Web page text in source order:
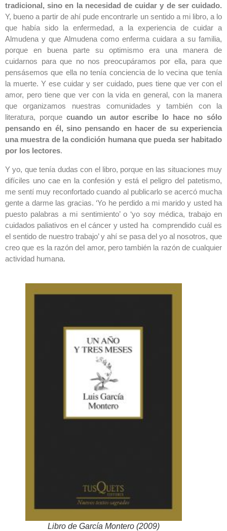
tradicional, sino en la necesidad de cuidar y de ser cuidado.
Y, bueno a partir de ahí pude encontrarle un sentido a mi libro, a lo
que había sido la enfermedad, a la experiencia de cuidar a
Almudena y que Almudena como enferma cuidara a su familia,
porque en buena parte su optimismo era una manera de
cuidarnos para que no nos preocupáramos por ella, para que
pensásemos que ella no tenía conciencia de lo vecina que tenía
la muerte. Y ese cuidar y ser cuidado, pues tiene que ver con el
amor, pero tiene que ver con la vida en general, con la manera
que organizamos nuestras comunidades y también con la
literatura, porque cuando un autor escribe lo hace no sólo
pensando en él, sino pensando en hacer de su experiencia
una muestra de la condición humana que pueda ser habitado
por los lectores.
Y yo, que tenía dudas con el libro, porque en las situaciones muy
difíciles uno cae en la confesión y está el peligro del patetismo,
me sentí muy reconfortado cuando al publicarlo se acercó mucha
gente a darme las gracias. ‘Yo he perdido a mi marido y usted ha
puesto palabras a mi sentimiento’ o ‘yo soy médica, trabajo en
cuidados paliativos en el cáncer y usted ha comprendido cuál es
el sentido de nuestro trabajo’ y ahí se pasa del yo al nosotros, que
creo que es la razón del amor, pero también la razón de cualquier
actividad humana.
Libro de García Montero (2009)